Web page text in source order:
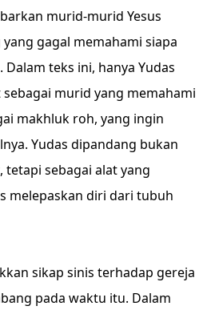
murid-murid Yesus
gagal memahami siapa
Dalam teks ini, hanya Yudas
murid yang memahami
makhluk roh, yang ingin
Yudas dipandang bukan
sebagai alat yang
melepaskan diri dari tubuh
sikap sinis terhadap gereja
pada waktu itu. Dalam